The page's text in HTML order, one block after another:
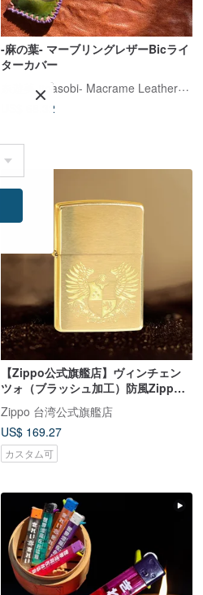
-麻の葉- マーブリングレザーBicライ
ターカバー
糸遊美-itoasobi- Macrame Leather Works
US$ 68.32
【Zippo公式旗艦店】ヴィンチェン
ツォ（ブラッシュ加工）防風Zippo
ライター 204B-168
Zippo 台湾公式旗艦店
US$ 169.27
カスタム可